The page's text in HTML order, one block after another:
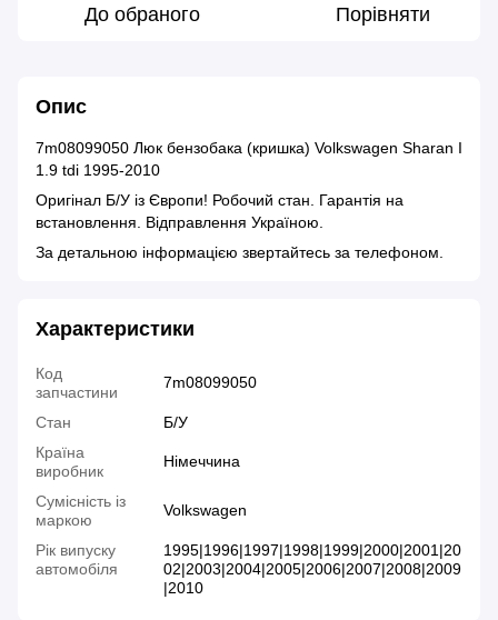
До обраного Порівняти
Опис
7m08099050 Люк бензобака (кришка) Volkswagen Sharan I
1.9 tdi 1995-2010
Оригінал Б/У із Європи! Робочий стан. Гарантія на
встановлення. Відправлення Україною.
За детальною інформацією звертайтесь за телефоном.
Характеристики
Код
запчастини
7m08099050
Стан
Б/У
Країна
виробник
Німеччина
Сумісність із
маркою
Volkswagen
Рік випуску
автомобіля
1995|1996|1997|1998|1999|2000|2001|20
02|2003|2004|2005|2006|2007|2008|2009
|2010